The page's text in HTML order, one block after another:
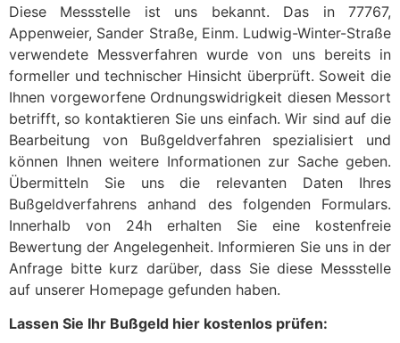
Diese Messstelle ist uns bekannt. Das in 77767,
Appenweier, Sander Straße, Einm. Ludwig-Winter-Straße
verwendete Messverfahren wurde von uns bereits in
formeller und technischer Hinsicht überprüft. Soweit die
Ihnen vorgeworfene Ordnungswidrigkeit diesen Messort
betrifft, so kontaktieren Sie uns einfach. Wir sind auf die
Bearbeitung von Bußgeldverfahren spezialisiert und
können Ihnen weitere Informationen zur Sache geben.
Übermitteln Sie uns die relevanten Daten Ihres
Bußgeldverfahrens anhand des folgenden Formulars.
Innerhalb von 24h erhalten Sie eine kostenfreie
Bewertung der Angelegenheit. Informieren Sie uns in der
Anfrage bitte kurz darüber, dass Sie diese Messstelle
auf unserer Homepage gefunden haben.
Lassen Sie Ihr Bußgeld hier kostenlos prüfen: